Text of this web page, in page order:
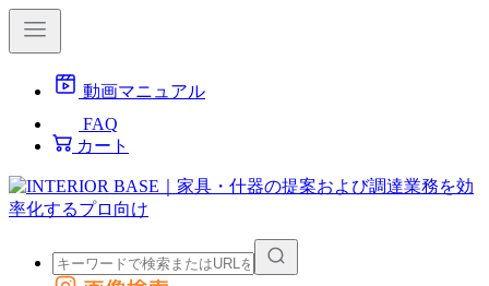
動画マニュアル
FAQ
カート